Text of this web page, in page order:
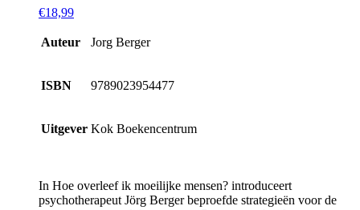
€18,99
Auteur Jorg Berger
ISBN 9789023954477
Uitgever Kok Boekencentrum
In Hoe overleef ik moeilijke mensen? introduceert
psychotherapeut Jörg Berger beproefde strategieën voor de